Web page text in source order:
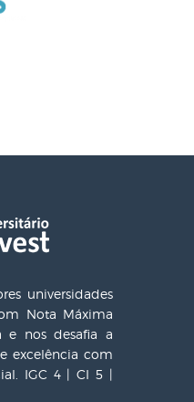
universidades
Nota Máxima
e nos desafia a
excelência com
IGC 4 | CI 5 |